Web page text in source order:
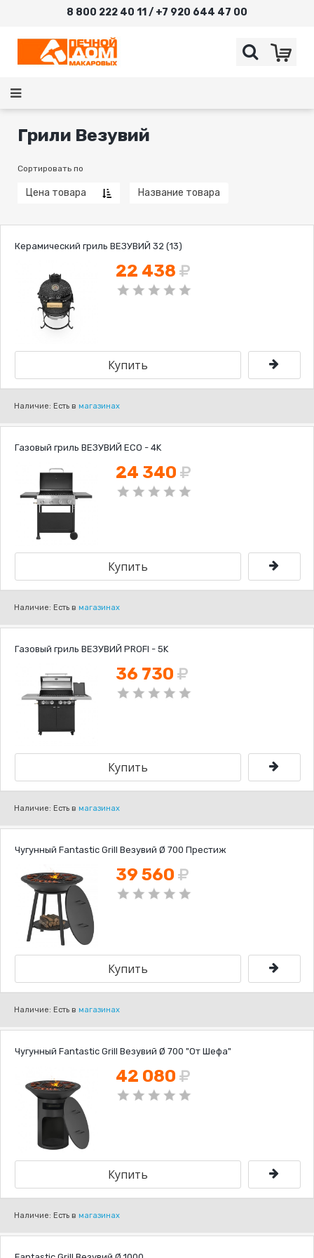
8 800 222 40 11 / +7 920 644 47 00
Грили Везувий
Сортировать по
Цена товара Название товара
Керамический гриль ВЕЗУВИЙ 32 (13)
22 438
Наличие: Есть в магазинах
Газовый гриль ВЕЗУВИЙ ECO - 4K
24 340
Наличие: Есть в магазинах
Газовый гриль ВЕЗУВИЙ PROFI - 5K
36 730
Наличие: Есть в магазинах
Чугунный Fantastic Grill Везувий Ø 700 Престиж
39 560
Наличие: Есть в магазинах
Чугунный Fantastic Grill Везувий Ø 700 "От Шефа"
42 080
Наличие: Есть в магазинах